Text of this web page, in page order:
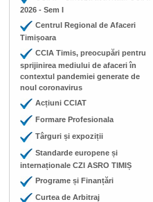
2026 - Sem I
Centrul Regional de Afaceri
Timișoara
CCIA Timis, preocupări pentru
sprijinirea mediului de afaceri în
contextul pandemiei generate de
noul coronavirus
Acțiuni CCIAT
Formare Profesionala
Târguri și expoziții
Standarde europene și
internaționale CZI ASRO TIMIȘ
Programe și Finanțări
Curtea de Arbitraj